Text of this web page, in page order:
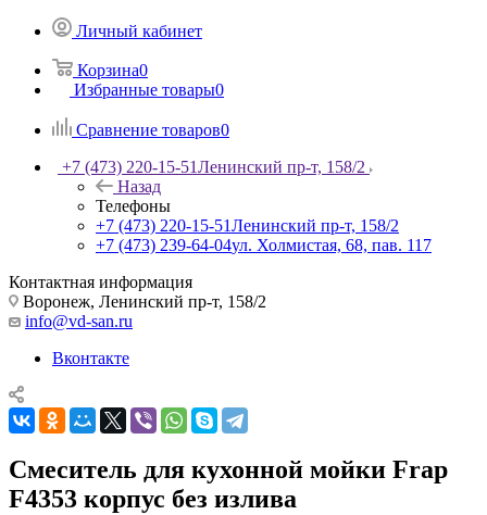
Личный кабинет
Корзина0
Избранные товары0
Сравнение товаров0
+7 (473) 220-15-51Ленинский пр-т, 158/2
Назад
Телефоны
+7 (473) 220-15-51Ленинский пр-т, 158/2
+7 (473) 239-64-04ул. Холмистая, 68, пав. 117
Контактная информация
Воронеж, Ленинский пр-т, 158/2
info@vd-san.ru
Вконтакте
Смеситель для кухонной мойки Frap
F4353 корпус без излива